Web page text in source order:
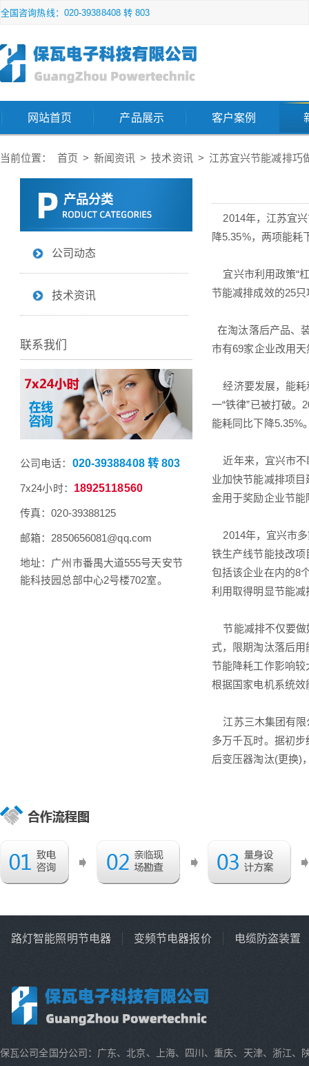
全国咨询热线：020-39388408 转 803
网站首页 产品展示 客户案例
当前位置： 首页 > 新闻资讯 > 技术资讯 > 江苏宜兴节能减排巧
2014年，江苏宜兴
降5.35%，两项能耗
宜兴市利用政策“
节能减排成效的25
在淘汰落后产品、
市有69家企业改用
经济要发展，能耗
一“铁律”已被打破
能耗同比下降5.35%
近年来，宜兴市不
业加快节能减排项
金用于奖励企业节
2014年，宜兴市多
铁生产线节能技改
包括该企业在内的8
利用取得明显节能
节能减排不仅要做
式，限期淘汰落后
节能降耗工作影响较
根据国家电机系统
江苏三木集团有限
多万千瓦时。据初
后变压器淘汰(更换)
产品分类
公司动态
技术资讯
联系我们
公司电话： 020-39388408 转 803
7x24小时： 18925118560
传真：020-39388125
邮箱：2850656081@qq.com
地址：广州市番禺大道555号天安节
能科技园总部中心2号楼702室。
路灯智能照明节电器 变频节电器报价 电缆防盗装置
保瓦公司全国分公司：广东、北京、上海、四川、重庆、天津、浙江